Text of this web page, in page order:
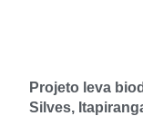
Projeto leva
Silves,